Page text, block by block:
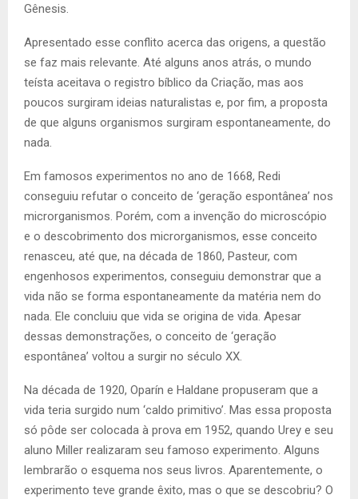
Gênesis.
Apresentado esse conflito acerca das origens, a questão
se faz mais relevante. Até alguns anos atrás, o mundo
teísta aceitava o registro bíblico da Criação, mas aos
poucos surgiram ideias naturalistas e, por fim, a proposta
de que alguns organismos surgiram espontaneamente, do
nada.
Em famosos experimentos no ano de 1668, Redi
conseguiu refutar o conceito de ‘geração espontânea’ nos
microrganismos. Porém, com a invenção do microscópio
e o descobrimento dos microrganismos, esse conceito
renasceu, até que, na década de 1860, Pasteur, com
engenhosos experimentos, conseguiu demonstrar que a
vida não se forma espontaneamente da matéria nem do
nada. Ele concluiu que vida se origina de vida. Apesar
dessas demonstrações, o conceito de ‘geração
espontânea’ voltou a surgir no século XX.
Na década de 1920, Oparín e Haldane propuseram que a
vida teria surgido num ‘caldo primitivo’. Mas essa proposta
só pôde ser colocada à prova em 1952, quando Urey e seu
aluno Miller realizaram seu famoso experimento. Alguns
lembrarão o esquema nos seus livros. Aparentemente, o
experimento teve grande êxito, mas o que se descobriu? O